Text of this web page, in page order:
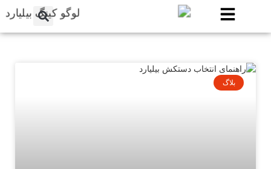
بلاگ